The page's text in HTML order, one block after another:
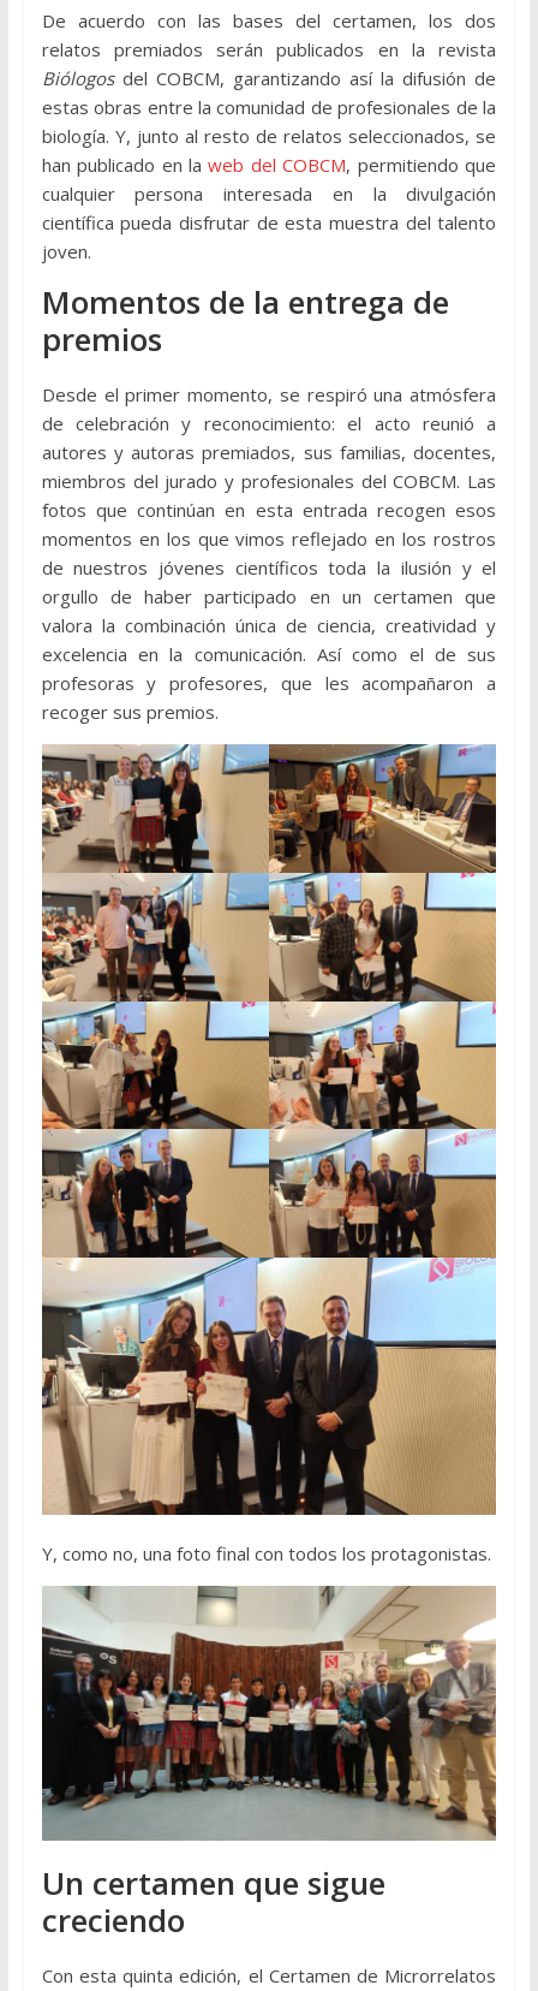
De acuerdo con las bases del certamen, los dos
relatos premiados serán publicados en la revista
Biólogosdel COBCM, garantizando así la difusión de
estas obras entre la comunidad de profesionales de la
biología. Y, junto al resto de relatos seleccionados, se
han publicado en laweb del COBCM, permitiendo que
cualquier persona interesada en la divulgación
científica pueda disfrutar de esta muestra del talento
joven.
Momentos de la entrega de
premios
Desde el primer momento, se respiró una atmósfera
de celebración y reconocimiento: el acto reunió a
autores y autoras premiados, sus familias, docentes,
miembros del jurado y profesionales del COBCM. Las
fotos que continúan en esta entrada recogen esos
momentos en los que vimos reflejado en los rostros
de nuestros jóvenes científicos toda la ilusión y el
orgullo de haber participado en un certamen que
valora la combinación única de ciencia, creatividad y
excelencia en la comunicación. Así como el de sus
profesoras y profesores, que les acompañaron a
recoger sus premios.
Y, como no, una foto final con todos los protagonistas.
Un certamen que sigue
creciendo
Con esta quinta edición, el Certamen de Microrrelatos